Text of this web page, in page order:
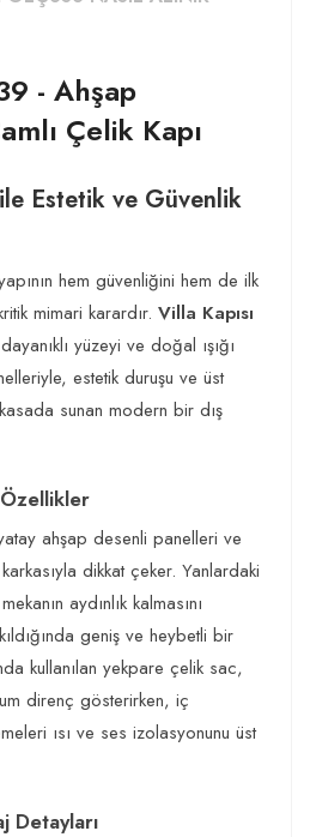
- Ahşap
Çelik Kapı
Estetik ve Güvenlik
hem güvenliğini hem de ilk
mimari karardır. Villa Kapısı
yüzeyi ve doğal ışığı
estetik duruşu ve üst
sunan modern bir dış
Özellikler
ahşap desenli panelleri ve
dikkat çeker. Yanlardaki
aydınlık kalmasını
geniş ve heybetli bir
kullanılan yekpare çelik sac,
direnç gösterirken, iç
ısı ve ses izolasyonunu üst
Detayları